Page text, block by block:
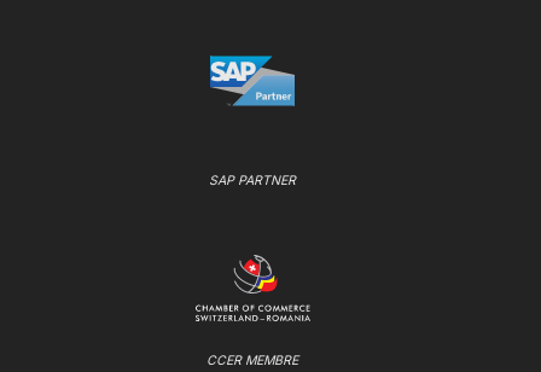
SAP PARTNER
CCER MEMBRE